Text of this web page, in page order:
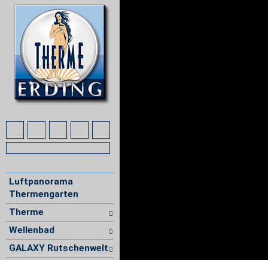
Luftpanorama
Thermengarten
Therme
Wellenbad
GALAXY Rutschenwelt